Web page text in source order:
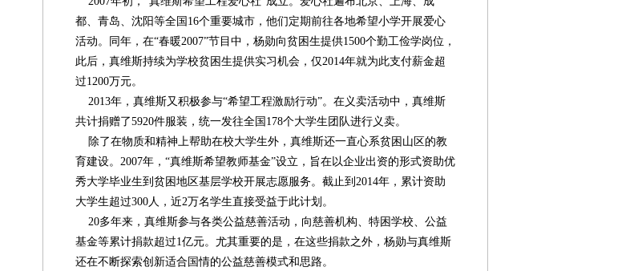
都、青岛、沈阳等全国16个重要城市，他们定期前往各地希望小学开展爱心
活动。同年，在“春暖2007”节目中，杨勋向贫困生提供1500个勤工俭学岗位，
此后，真维斯持续为学校贫困生提供实习机会，仅2014年就为此支付薪金超
过1200万元。
2013年，真维斯又积极参与“希望工程激励行动”。在义卖活动中，真维斯
共计捐赠了5920件服装，统一发往全国178个大学生团队进行义卖。
除了在物质和精神上帮助在校大学生外，真维斯还一直心系贫困山区的教
育建设。2007年，“真维斯希望教师基金”设立，旨在以企业出资的形式资助优
秀大学毕业生到贫困地区基层学校开展志愿服务。截止到2014年，累计资助
大学生超过300人，近2万名学生直接受益于此计划。
20多年来，真维斯参与各类公益慈善活动，向慈善机构、特困学校、公益
基金等累计捐款超过1亿元。尤其重要的是，在这些捐款之外，杨勋与真维斯
还在不断探索创新适合国情的公益慈善模式和思路。